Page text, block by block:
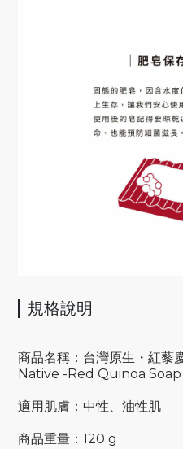
規格說明
商品名稱：台灣原生・紅藜
Native -Red Quinoa Soap
適用肌膚：中性、油性肌
商品重量：120 g